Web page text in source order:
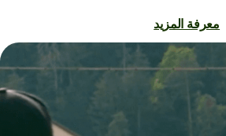
معرفة المزيد